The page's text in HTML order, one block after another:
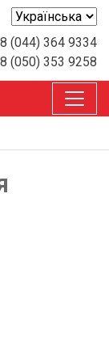
(044) 364 9334
(050) 353 9258